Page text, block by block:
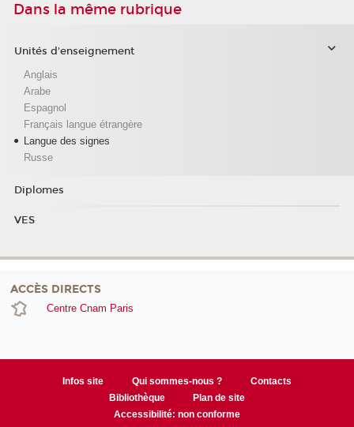
Dans la même rubrique
Unités d'enseignement
Anglais
Arabe
Espagnol
Français langue étrangère
Langue des signes
Russe
Diplomes
VES
ACCÈS DIRECTS
Centre Cnam Paris
Infos site Qui sommes-nous ?
Contacts
Bibliothèque
Plan de site
Accessibilité: non conforme